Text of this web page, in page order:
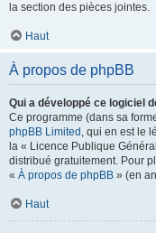
la section des pièces jointes.
Haut
À propos de phpBB
Qui a développé ce logiciel
Ce programme (dans sa
phpBB Limited , qui en est le
la « Licence Publique
distribué gratuitement. Pour
« À propos de phpBB » (en
Haut